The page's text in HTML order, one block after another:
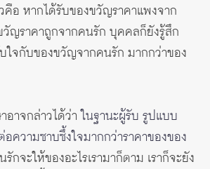
อ หากได้รับของขวัญราคาแพงจาก
วัญราคาถูกจากคนรัก บุคคลก็ยังรู้สึก
ใจกับของขวัญจากคนรัก มากกว่าของ
อาจกล่าวได้ว่าในฐานะผู้รับ รูปแบบ
ความซาบซึ้งใจมากกว่าราคาของของ
กจะให้ของอะไรเรามาก็ตาม เราก็จะยัง